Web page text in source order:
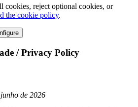
cookies, reject optional cookies, or
the cookie policy.
/ Privacy Policy
de 2026